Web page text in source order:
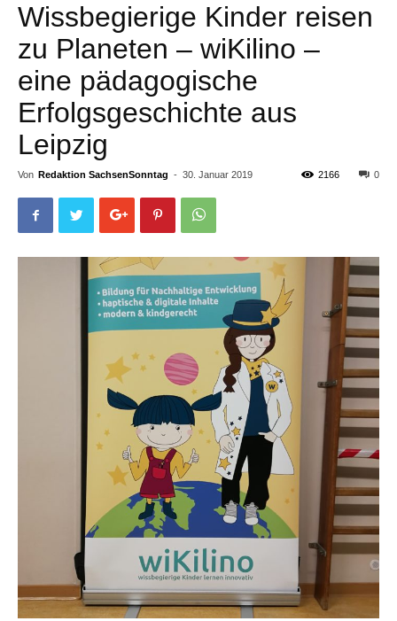
Wissbegierige Kinder reisen
zu Planeten – wiKilino –
eine pädagogische
Erfolgsgeschichte aus
Leipzig
Von Redaktion SachsenSonntag - 30. Januar 2019 0
2166